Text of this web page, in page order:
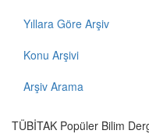
Yıllara Göre Arşiv
Konu Arşivi
Arşiv Arama
TÜBİTAK Popüler Bilim